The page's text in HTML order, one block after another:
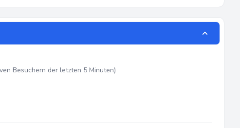
Besuchern der letzten 5 Minuten)